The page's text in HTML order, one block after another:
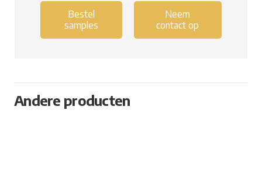
Bestel
samples
Neem
contact op
Andere producten